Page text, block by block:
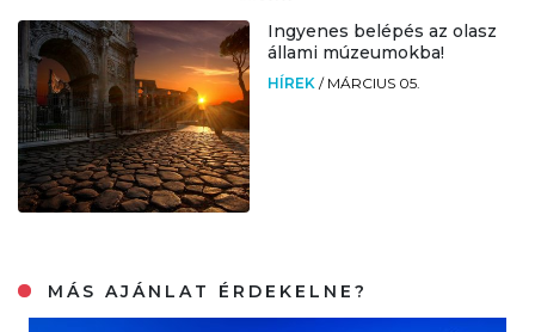
Ingyenes belépés az olasz
állami múzeumokba!
HÍREK / MÁRCIUS 05.
MÁS AJÁNLAT ÉRDEKELNE?